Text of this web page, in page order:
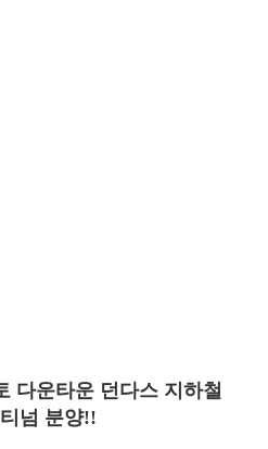
다운타운 던다스 지하철
넘 분양!!